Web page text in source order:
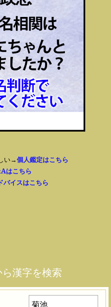
い→個人鑑定はこちら
はこちら
バイスはこちら
漢字を検索